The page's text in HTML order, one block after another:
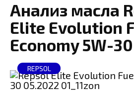
Анализ масла
Elite Evolution
Economy 5W-
REPSOL